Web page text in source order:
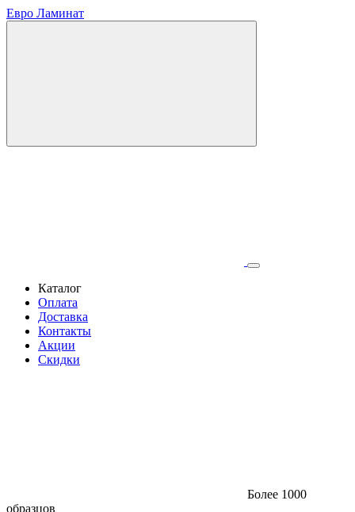
Евро Ламинат
Каталог
Оплата
Доставка
Контакты
Акции
Скидки
Более 1000
образцов